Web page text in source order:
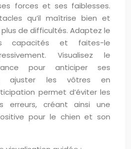
forces et ses faiblesses.
qu’il maîtrise bien et
de difficultés. Adaptez le
capacités et faites-le
Visualisez le
pour anticiper ses
ajuster les vôtres en
permet d’éviter les
erreurs, créant ainsi une
pour le chien et son